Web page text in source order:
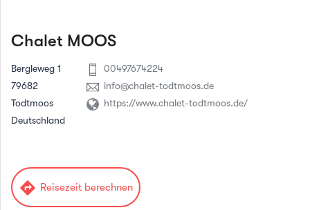
Chalet MOOS
Bergleweg 1
79682
Todtmoos
Deutschland
00497674224
info@chalet-todtmoos.de
https://www.chalet-todtmoos.de/
directions Reisezeit berechnen